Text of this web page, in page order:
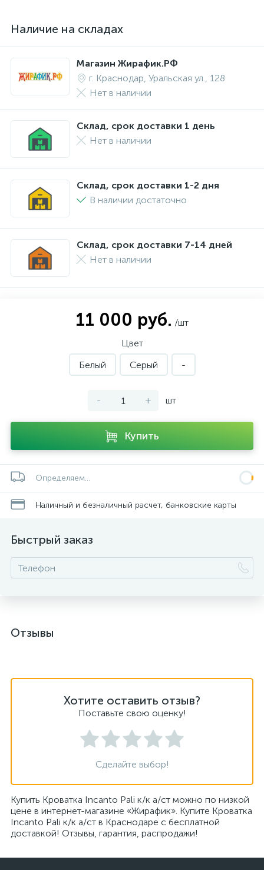
Наличие на складах
Магазин Жирафик.РФ
г. Краснодар, Уральская ул., 128
Нет в наличии
Склад, срок доставки 1 день
Нет в наличии
Склад, срок доставки 1-2 дня
В наличии достаточно
Склад, срок доставки 7-14 дней
Нет в наличии
11 000 руб. /шт
Цвет
Белый
Серый -
- + шт
Купить
Определяем...
Наличный и безналичный расчет, банковские карты
Быстрый заказ
Отзывы
Хотите оставить отзыв?
Поставьте свою оценку!
Сделайте выбор!
Купить Кроватка Incanto Pali к/к а/ст можно по низкой
цене в интернет-магазине «Жирафик». Купите Кроватка
Incanto Pali к/к а/ст в Краснодаре с бесплатной
доставкой! Отзывы, гарантия, распродажи!